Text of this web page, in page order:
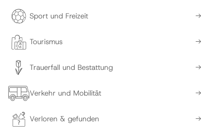
Sport und Freizeit
Tourismus
Trauerfall und Bestattung
Verkehr und Mobilität
Verloren & gefunden